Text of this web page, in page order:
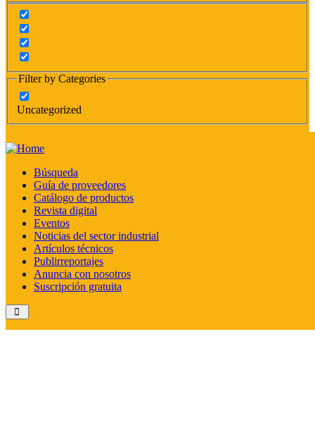
Filter by Categories
Uncategorized
Búsqueda
Guía de proveedores
Catálogo de productos
Revista digital
Eventos
Noticias del sector industrial
Artículos técnicos
Publirreportajes
Anuncia con nosotros
Suscripción gratuita
« Todos los Eventos
Este evento ha pasado.
14° Feria y congreso EXPOFRIO
PERÚ LATAM